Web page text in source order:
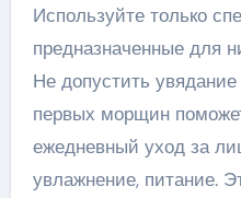
Используйте только
предназначенные для
Не допустить
первых морщин
ежедневный уход за
увлажнение, питание.